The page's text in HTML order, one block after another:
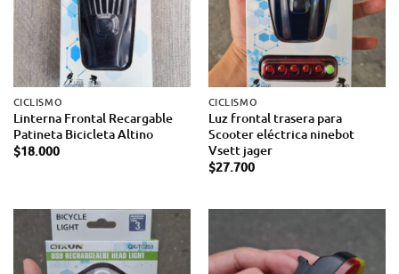
CICLISMO
Linterna Frontal Recargable
Patineta Bicicleta Altino
$18.000
CICLISMO
Luz frontal trasera para
Scooter eléctrica ninebot
Vsett jager
$27.700